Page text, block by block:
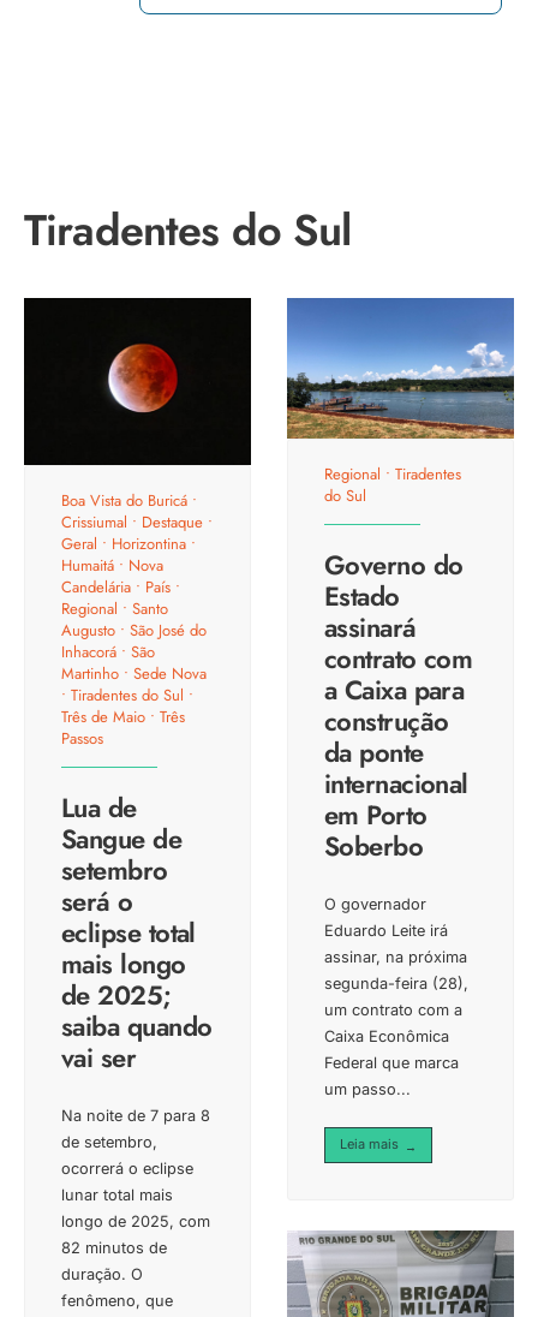
Tiradentes do Sul
Boa Vista do Buricá •
Crissiumal • Destaque •
Geral • Horizontina •
Humaitá • Nova
Candelária • País •
Regional • Santo
Augusto • São José do
Inhacorá • São
Martinho • Sede Nova
• Tiradentes do Sul •
Três de Maio • Três
Passos
Lua de
Sangue de
setembro
será o
eclipse total
mais longo
de 2025;
saiba quando
vai ser
Na noite de 7 para 8
de setembro,
ocorrerá o eclipse
lunar total mais
longo de 2025, com
82 minutos de
duração. O
fenômeno, que
Regional • Tiradentes
do Sul
Governo do
Estado
assinará
contrato com
a Caixa para
construção
da ponte
internacional
em Porto
Soberbo
O governador
Eduardo Leite irá
assinar, na próxima
segunda-feira (28),
um contrato com a
Caixa Econômica
Federal que marca
um passo...
Leia mais →